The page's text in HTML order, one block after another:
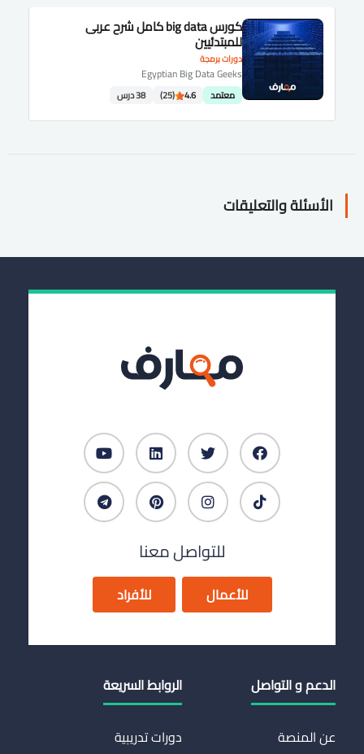
دورات برمجة
كورس big data كامل شرح عربى
للمبتدئيين
Egyptian Big Data Geeks
معتمد 4.6
(25) 38 درس
الأسئلة والتعليقات
للتواصل معنا
للأعمال للأفراد
الدعم و التواصل
عن المنصة
الروابط السريعة
دورات تدريبية